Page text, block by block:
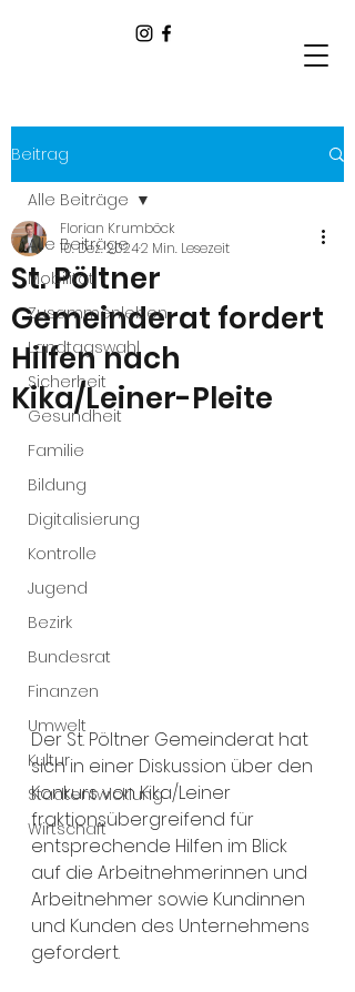
Beitrag
Alle Beiträge
Mobilität
Zusammenleben
Landtagswahl
Sicherheit
Gesundheit
Familie
Bildung
Digitalisierung
Kontrolle
Jugend
Bezirk
Bundesrat
Finanzen
Umwelt
Kultur
Stadtentwicklung
Wirtschaft
Alle Beiträge
St. Pöltner
Gemeinderat fordert
Hilfen nach
Kika/Leiner-Pleite
Florian Krumböck
10. Dez. 20242 Min. Lesezeit
Der St. Pöltner Gemeinderat hat
sich in einer Diskussion über den
Konkurs von Kika/Leiner
fraktionsübergreifend für
entsprechende Hilfen im Blick
auf die Arbeitnehmerinnen und
Arbeitnehmer sowie Kundinnen
und Kunden des Unternehmens
gefordert.